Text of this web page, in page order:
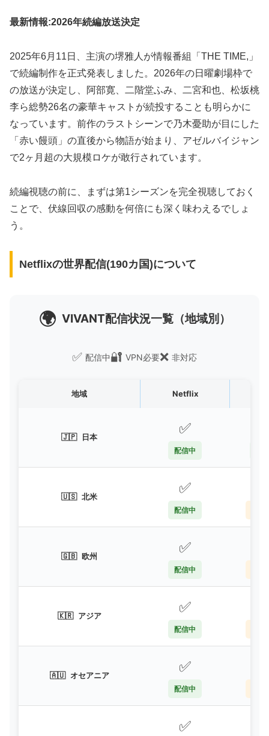
最新情報:2026年続編放送決定
2025年6月11日、主演の堺雅人が情報番組「THE TIME,」
で続編制作を正式発表しました。2026年の日曜劇場枠で
の放送が決定し、阿部寛、二階堂ふみ、二宮和也、松坂桃
李ら総勢26名の豪華キャストが続投することも明らかに
なっています。前作のラストシーンで乃木憂助が目にした
「赤い饅頭」の直後から物語が始まり、アゼルバイジャン
で2ヶ月超の大規模ロケが敢行されています。
続編視聴の前に、まずは第1シーズンを完全視聴しておく
ことで、伏線回収の感動を何倍にも深く味わえるでしょ
う。
Netflixの世界配信(190カ国)について
🌍 VIVANT配信状況一覧（地域別）
✅ 配信中🔐 VPN必要❌ 非対応
地域 Netflix
🇯🇵 日本 ✅
配信中
🇺🇸 北米 ✅
配信中
🇬🇧 欧州 ✅
配信中
🇰🇷 アジア ✅
配信中
🇦🇺 オセアニア ✅
配信中
✅